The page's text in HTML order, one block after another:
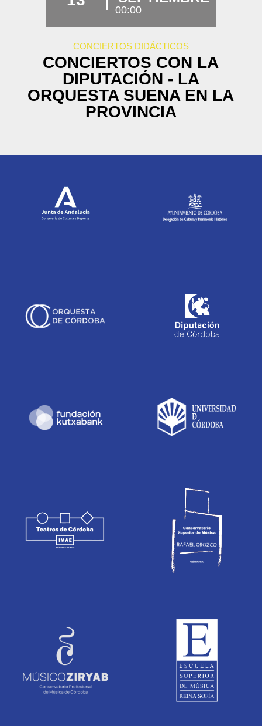
00:00
CONCIERTOS DIDÁCTICOS
CONCIERTOS CON LA
DIPUTACIÓN - LA
ORQUESTA SUENA EN LA
PROVINCIA